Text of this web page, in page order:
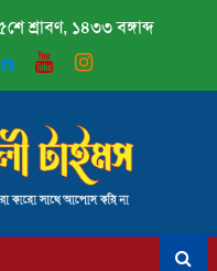
শ্রাবণ, ১৪৩৩ বঙ্গাব্দ